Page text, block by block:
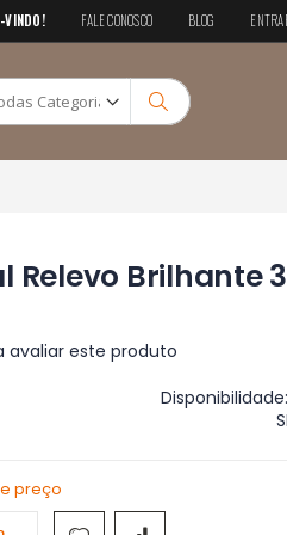
VINDO! FALE CONOSCO BLOG
Pesquisa
Relevo Brilhante
avaliar este produto
Disponibilidade:
preço